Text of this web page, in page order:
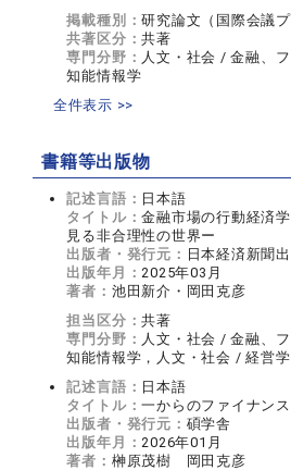
掲載種別：研究論文（国際会議
共著区分：共著
専門分野： 人文・社会 / 金融、
知能情報学
全件表示 >>
書籍等出版物
記述言語： 日本語
タイトル：金融市場の行動経済
見る非合理性の世界ー
出版者・発行元： 日本経済新聞
出版年月： 2025年03月
著者： 池田新介・岡田克彦
担当区分：共著
専門分野： 人文・社会 / 金融、
知能情報学，人文・社会 / 経営学
記述言語： 日本語
タイトル：一からのファイナン
出版者・発行元： 碩学舎
出版年月： 2026年01月
著者： 榊原茂樹 岡田克彦